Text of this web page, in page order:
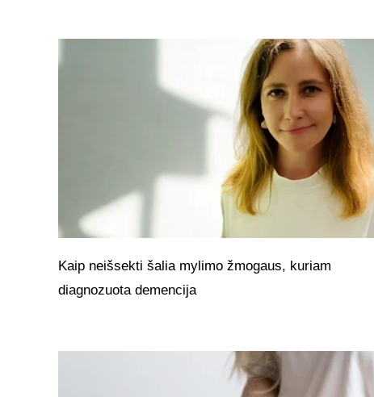
Kaip neišsekti šalia mylimo žmogaus, kuriam
diagnozuota demencija